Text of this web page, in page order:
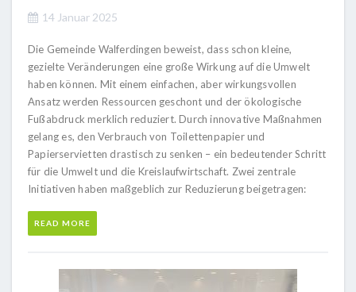
14 Januar 2025
Die Gemeinde Walferdingen beweist, dass schon kleine,
gezielte Veränderungen eine große Wirkung auf die Umwelt
haben können. Mit einem einfachen, aber wirkungsvollen
Ansatz werden Ressourcen geschont und der ökologische
Fußabdruck merklich reduziert. Durch innovative Maßnahmen
gelang es, den Verbrauch von Toilettenpapier und
Papierservietten drastisch zu senken – ein bedeutender Schritt
für die Umwelt und die Kreislaufwirtschaft. Zwei zentrale
Initiativen haben maßgeblich zur Reduzierung beigetragen:
READ MORE